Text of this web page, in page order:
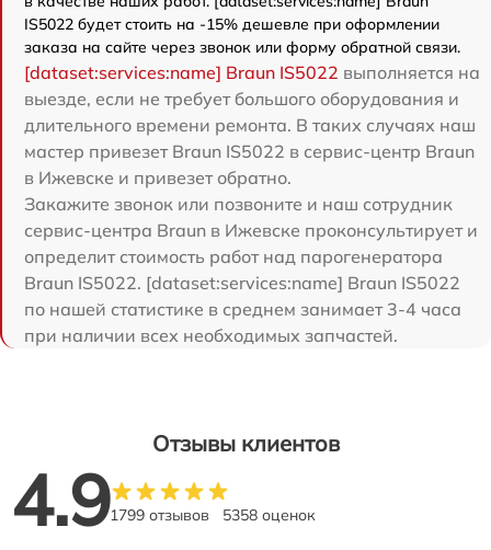
IS5022 будет стоить на -15% дешевле при оформлении
заказа на сайте через звонок или форму обратной связи.
[dataset:services:name] Braun IS5022 выполняется на
выезде, если не требует большого оборудования и
длительного времени ремонта. В таких случаях наш
мастер привезет Braun IS5022 в сервис-центр Braun
в Ижевске и привезет обратно.
Закажите звонок или позвоните и наш сотрудник
сервис-центра Braun в Ижевске проконсультирует и
определит стоимость работ над парогенератора
Braun IS5022. [dataset:services:name] Braun IS5022
по нашей статистике в среднем занимает 3-4 часа
при наличии всех необходимых запчастей.
Отзывы клиентов
4.91799 отзывов 5358 оценок